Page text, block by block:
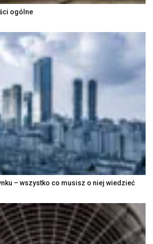
ogólne
– wszystko co musisz o niej wiedzieć